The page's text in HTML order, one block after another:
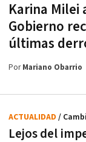
Karina Milei
Gobierno
últimas
PorMariano Obarrio
Lejos del
ACTUALIDAD /